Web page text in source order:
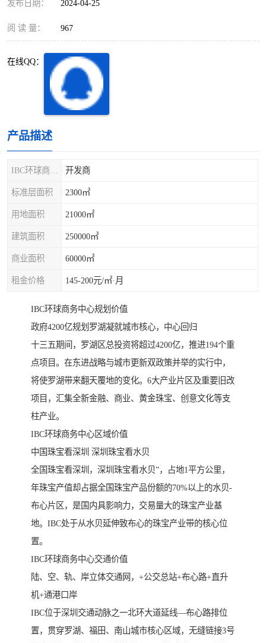
发布日期： 2024-04-25
阅 读 量： 967
在线QQ：
产品描述
开发商
标准层面积 2300㎡
用地面积 21000㎡
建筑面积 250000㎡
商业面积 60000㎡
租金价格 145-200元/㎡·月
IBC环球商务中心规划价值
政府4200亿规划罗湖凝就城市核心，中心回归
十三五期间，罗湖区总投资将超过4200亿，推进194个重
点项目。在东进战略与城市更新双政策并举的实行中，
将使罗湖带来翻天覆地的变化。6大产业片区及重要旧改
项目，汇集全新金融、商业、黄金珠宝、创意文化等支
柱产业。
IBC环球商务中心区域价值
中国珠宝看深圳 深圳珠宝看水贝
全国珠宝看深圳，深圳珠宝看水贝”，占地1平方公里，
年珠宝产值却占据全国珠宝产品份额的70%以上的水贝-
布心片区，是国内具影响力，交易量大的珠宝产业基
地。IBC处于从水贝延伸致布心的珠宝产业带的核心位
置。
IBC环球商务中心交通价值
陆、空、轨、岸立体交通网，+公交总站+布心路+直升
机+通港口岸
IBC位于深圳交通动脉之一北环大道延线—布心路排位
置，贯穿罗湖、福田、南山城市核心区域，无缝链接3号
深圳超级总部基地
龙岗区
宝安西乡
光明区
龙华观澜